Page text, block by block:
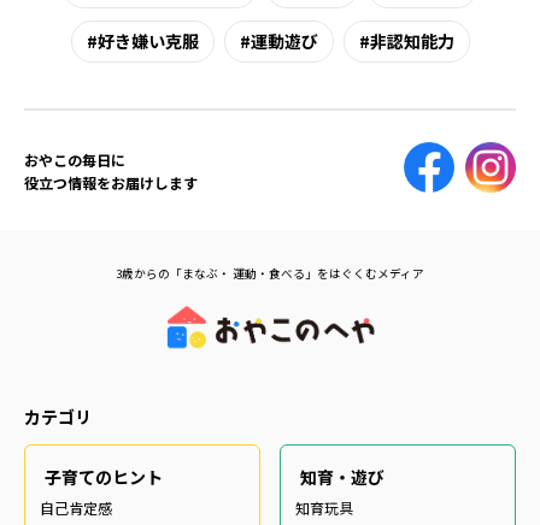
好き嫌い克服 運動遊び 非認知能力
おやこの毎日に
役立つ情報をお届けします
3歳からの「まなぶ・ 運動・食べる」をはぐくむメディア
カテゴリ
子育てのヒント
自己肯定感
知育・遊び
知育玩具